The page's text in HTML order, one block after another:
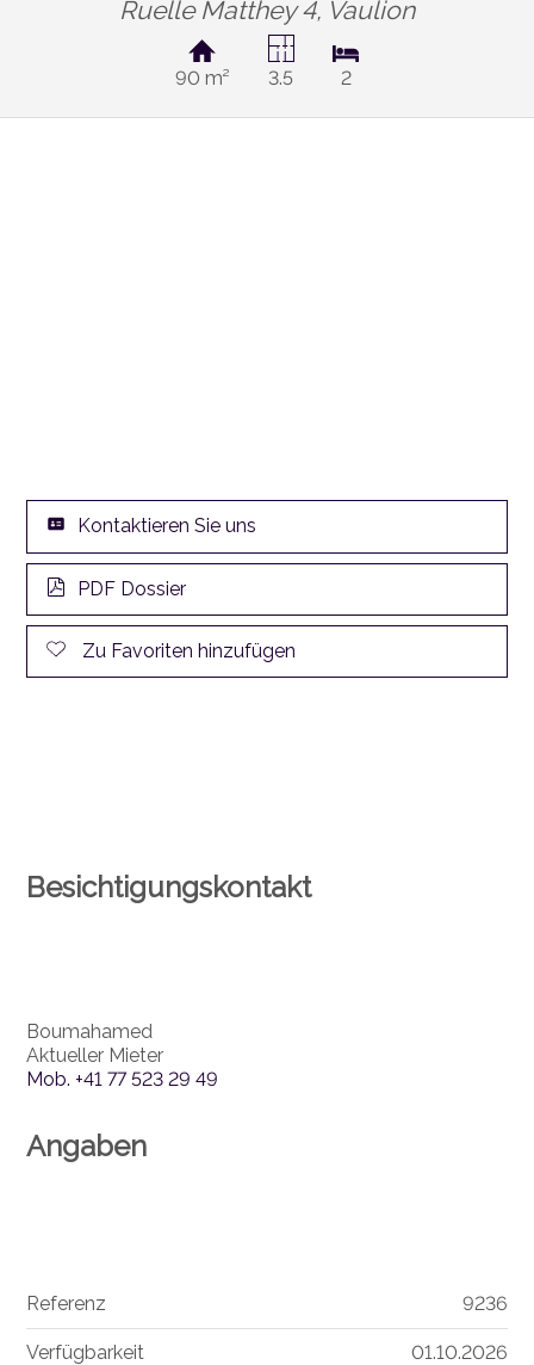
Ruelle Matthey 4, Vaulion
90 m² 3.5 2
Kontaktieren Sie uns
PDF Dossier
Zu Favoriten hinzufügen
Besichtigungskontakt
Boumahamed
Aktueller Mieter
Mob.+41 77 523 29 49
Angaben
Referenz 9236
Verfügbarkeit 01.10.2026